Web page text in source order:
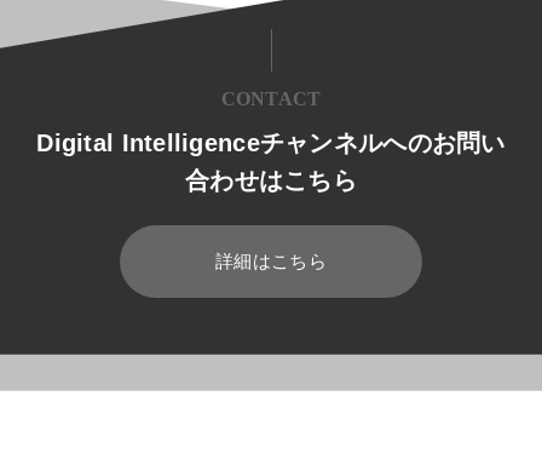
CONTACT
Digital Intelligenceチャンネルへのお問い
合わせはこちら
詳細はこちら